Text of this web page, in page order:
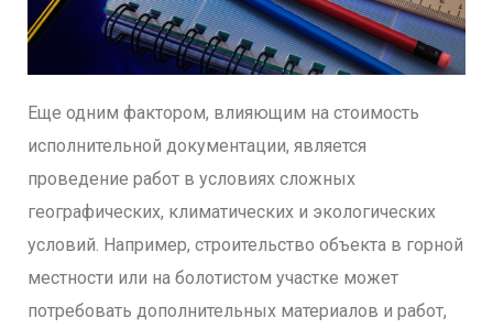
Еще одним фактором, влияющим на стоимость
исполнительной документации, является
проведение работ в условиях сложных
географических, климатических и экологических
условий. Например, строительство объекта в горной
местности или на болотистом участке может
потребовать дополнительных материалов и работ,